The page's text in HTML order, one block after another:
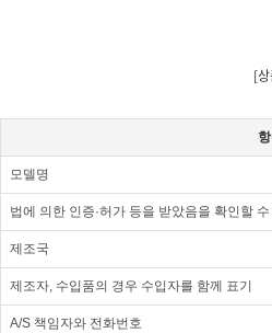
[
모델명
법에 의한 인증·허가 등을 받았음을 확인할
제조국
제조자, 수입품의 경우 수입자를 함께 표기
A/S 책임자와 전화번호